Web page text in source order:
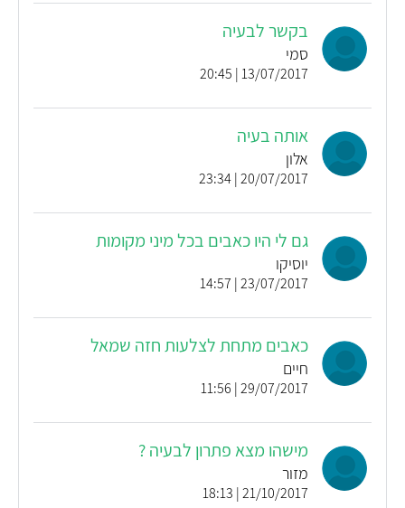
בקשר לבעיה
סמי
13/07/2017 | 20:45
אותה בעיה
אלון
20/07/2017 | 23:34
גם לי היו כאבים בכל מיני מקומות
יוסיקו
23/07/2017 | 14:57
כאבים מתחת לצלעות חזה שמאל
חיים
29/07/2017 | 11:56
מישהו מצא פתרון לבעיה ?
מזור
21/10/2017 | 18:13